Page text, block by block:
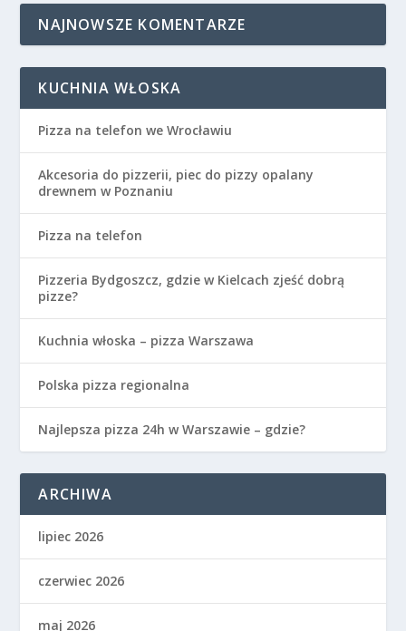
NAJNOWSZE KOMENTARZE
KUCHNIA WŁOSKA
Pizza na telefon we Wrocławiu
Akcesoria do pizzerii, piec do pizzy opalany
drewnem w Poznaniu
Pizza na telefon
Pizzeria Bydgoszcz, gdzie w Kielcach zjeść dobrą
pizze?
Kuchnia włoska – pizza Warszawa
Polska pizza regionalna
Najlepsza pizza 24h w Warszawie – gdzie?
ARCHIWA
lipiec 2026
czerwiec 2026
maj 2026